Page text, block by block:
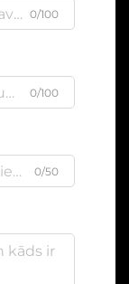
0/100
0/100
0/50